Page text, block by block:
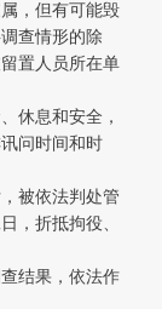
，但有可能毁
查情形的除
置人员所在单
休息和安全，
问时间和时
被依法判处管
，折抵拘役、
结果，依法作